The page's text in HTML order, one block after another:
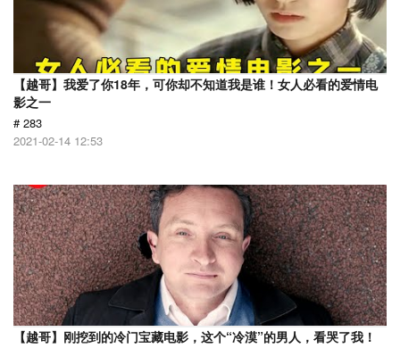
【越哥】我爱了你18年，可你却不知道我是谁！女人必看的爱情电
影之一
# 283
2021-02-14 12:53
【越哥】刚挖到的冷门宝藏电影，这个“冷漠”的男人，看哭了我！